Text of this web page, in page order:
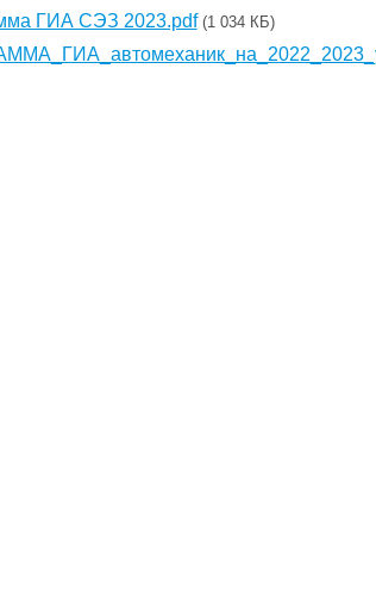
ГИА СЭЗ 2023.pdf (1 034 КБ)